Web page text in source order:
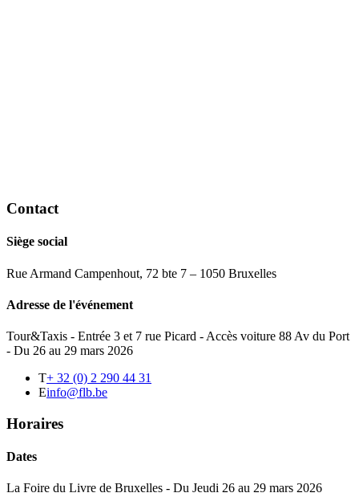
Contact
Siège social
Rue Armand Campenhout, 72 bte 7 – 1050 Bruxelles
Adresse de l'événement
Tour&Taxis - Entrée 3 et 7 rue Picard - Accès voiture 88 Av du Port
- Du 26 au 29 mars 2026
T+ 32 (0) 2 290 44 31
Einfo@flb.be
Horaires
Dates
La Foire du Livre de Bruxelles - Du Jeudi 26 au 29 mars 2026